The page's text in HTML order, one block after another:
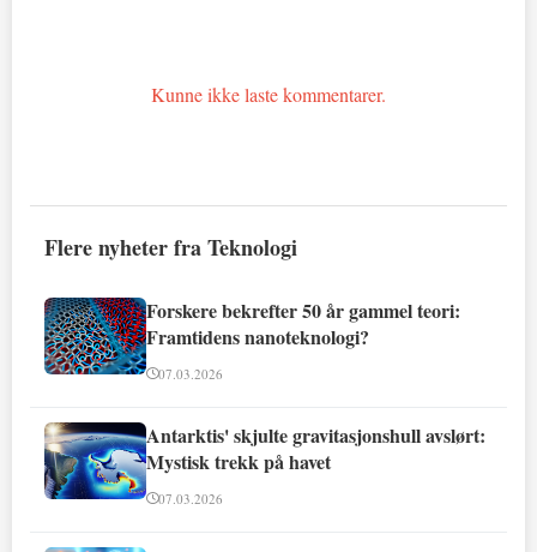
Kunne ikke laste kommentarer.
Flere nyheter fra Teknologi
Forskere bekrefter 50 år gammel teori:
Framtidens nanoteknologi?
07.03.2026
Antarktis' skjulte gravitasjonshull avslørt:
Mystisk trekk på havet
07.03.2026